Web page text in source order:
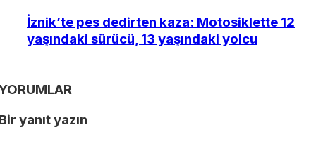
İznik’te pes dedirten kaza: Motosiklette 12
yaşındaki sürücü, 13 yaşındaki yolcu
yanıt yazın